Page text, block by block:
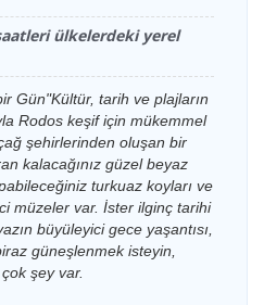
Avrasya
Feribot
Salı
Dentur
Avrasya
Feribot
Dentur
Avrasya
Feribot
Avrasya
Feribot
Dentur
Avrasya
Feribot
Dentur
Avrasya
Feribot
Salı
Dentur
Avrasya
Feribot
ülkelerdeki yerel
Gün"Kültür, tarih ve plajların
Rodos keşif için mükemmel
şehirlerinden oluşan bir
kalacağınız güzel beyaz
turkuaz koyları ve
müzeler var. İster ilginç tarihi
büyüleyici gece yaşantısı,
güneşlenmek isteyin,
şey var.